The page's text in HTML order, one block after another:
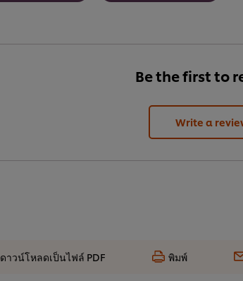
Be the first to
Write a
ดาวน์โหลดเป็นไฟล์ PDF พิมพ์